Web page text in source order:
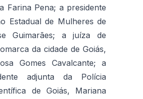
Farina Pena; a presidente
Estadual de Mulheres de
Guimarães; a juíza de
da cidade de Goiás,
Gomes Cavalcante; a
adjunta da Polícia
de Goiás, Mariana